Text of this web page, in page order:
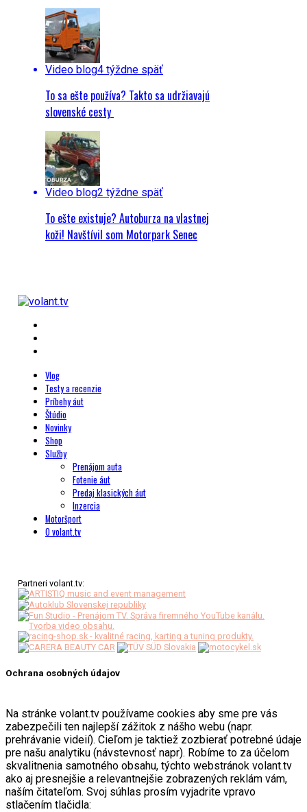
Video blog4 týždne späť
To sa ešte používa? Takto sa udržiavajú
slovenské cesty
Video blog2 týždne späť
To ešte existuje? Autoburza na vlastnej
koži! Navštívil som Motorpark Senec
Vlog
Testy a recenzie
Príbehy áut
Štúdio
Novinky
Shop
Služby
Prenájom auta
Fotenie áut
Predaj klasických áut
Inzercia
Motoršport
O volant.tv
Partneri volant.tv:
Ochrana osobných údajov
Na stránke volant.tv používame cookies aby sme pre vás
zabezpečili ten najlepší zážitok z nášho webu (napr.
prehrávanie videií). Cieľom je taktiež zozbierať potrebné údaje
pre našu analytiku (návstevnosť napr). Robíme to za účelom
skvalitnenia samotného obsahu, týchto webstránok volant.tv
ako aj presnejšie a relevantnejšie zobrazených reklám vám,
naším čitateľom. Svoj súhlas prosím vyjadrite vpravo
stlačením tlačidla: